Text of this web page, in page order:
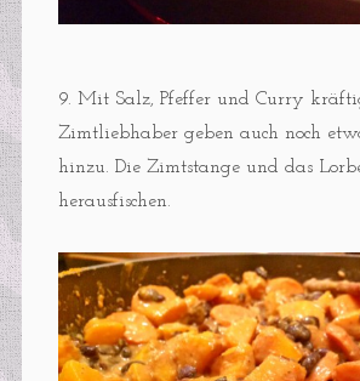
9. Mit Salz, Pfeffer und Curry
Zimtliebhaber geben auch noch
hinzu. Die Zimtstange und das
herausfischen.